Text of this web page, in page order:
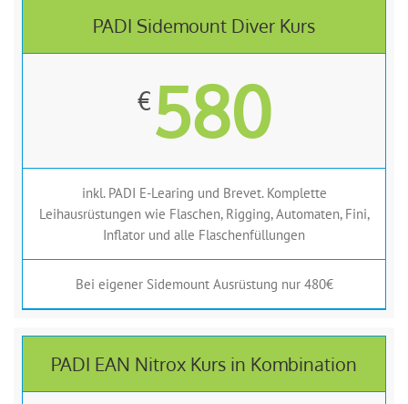
PADI Sidemount Diver Kurs
€580
inkl. PADI E-Learing und Brevet. Komplette
Leihausrüstungen wie Flaschen, Rigging, Automaten, Fini,
Inflator und alle Flaschenfüllungen
Bei eigener Sidemount Ausrüstung nur 480€
PADI EAN Nitrox Kurs in Kombination